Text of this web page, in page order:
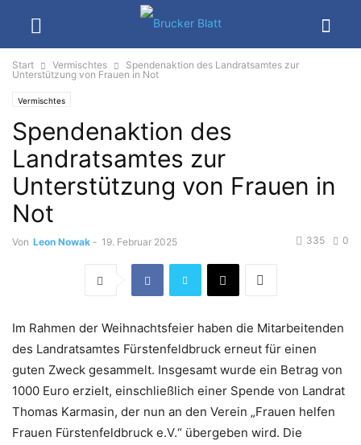
Start Vermischtes
Spendenaktion des Landratsamtes zur
Unterstützung von Frauen in Not
Vermischtes
Spendenaktion des
Landratsamtes zur
Unterstützung von Frauen in
Not
Von Leon Nowak - 19. Februar 2025 0
335
Im Rahmen der Weihnachtsfeier haben die Mitarbeitenden
des Landratsamtes Fürstenfeldbruck erneut für einen
guten Zweck gesammelt. Insgesamt wurde ein Betrag von
1000 Euro erzielt, einschließlich einer Spende von Landrat
Thomas Karmasin, der nun an den Verein „Frauen helfen
Frauen Fürstenfeldbruck e.V.“ übergeben wird. Die